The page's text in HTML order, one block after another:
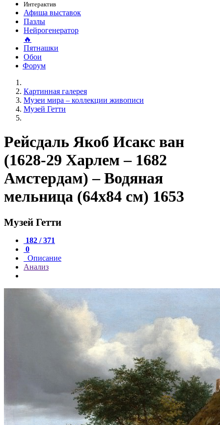
Интерактив
Афиша выставок
Пазлы
Нейрогенератор
🔥
Пятнашки
Обои
Форум
Картинная галерея
Музеи мира – коллекции живописи
Музей Гетти
Рейсдаль Якоб Исакс ван
(1628-29 Харлем – 1682
Амстердам) – Водяная
мельница (64х84 см) 1653
Музей Гетти
182 / 371
0
Описание
Анализ